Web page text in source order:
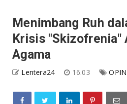
Menimbang Ruh
Krisis "Skizofrenia"
Agama
Lentera24 16.03